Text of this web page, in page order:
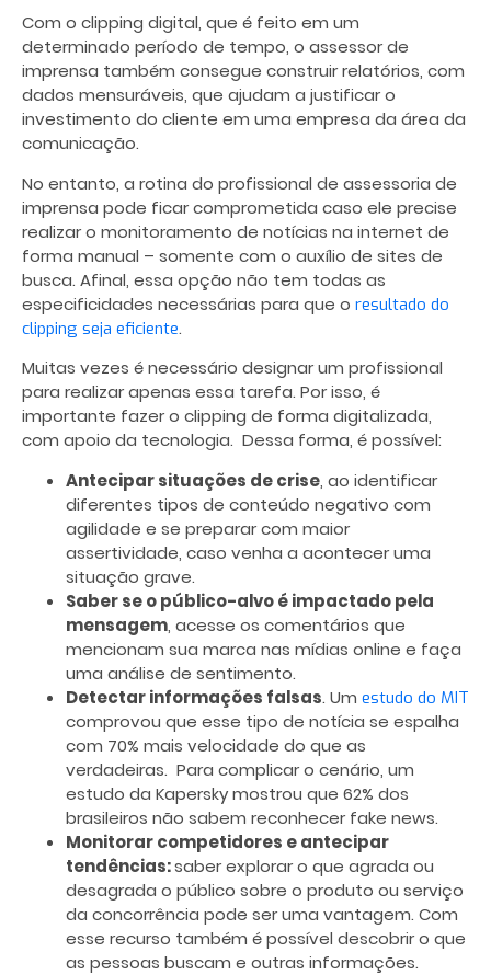
Com o clipping digital, que é feito em um
determinado período de tempo, o assessor de
imprensa também consegue construir relatórios, com
dados mensuráveis, que ajudam a justificar o
investimento do cliente em uma empresa da área da
comunicação.
No entanto, a rotina do profissional de assessoria de
imprensa pode ficar comprometida caso ele precise
realizar o monitoramento de notícias na internet de
forma manual – somente com o auxílio de sites de
busca. Afinal, essa opção não tem todas as
especificidades necessárias para que o resultado do
clipping seja eficiente.
Muitas vezes é necessário designar um profissional
para realizar apenas essa tarefa. Por isso, é
importante fazer o clipping de forma digitalizada,
com apoio da tecnologia. Dessa forma, é possível:
Antecipar situações de crise, ao identificar
diferentes tipos de conteúdo negativo com
agilidade e se preparar com maior
assertividade, caso venha a acontecer uma
situação grave.
Saber se o público-alvo é impactado pela
mensagem, acesse os comentários que
mencionam sua marca nas mídias online e faça
uma análise de sentimento.
Detectar informações falsas. Um estudo do MIT
comprovou que esse tipo de notícia se espalha
com 70% mais velocidade do que as
verdadeiras. Para complicar o cenário, um
estudo da Kapersky mostrou que 62% dos
brasileiros não sabem reconhecer fake news.
Monitorar competidores e antecipar
tendências:saber explorar o que agrada ou
desagrada o público sobre o produto ou serviço
da concorrência pode ser uma vantagem. Com
esse recurso também é possível descobrir o que
as pessoas buscam e outras informações.